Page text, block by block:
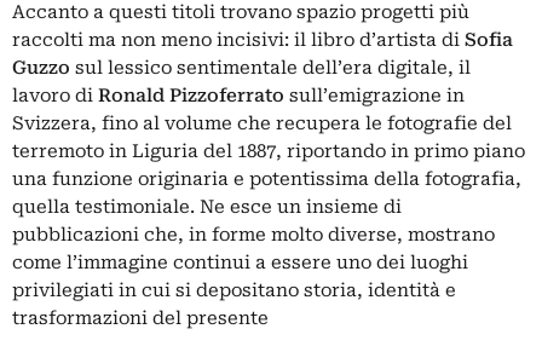
Accanto a questi titoli trovano spazio progetti più
raccolti ma non meno incisivi: il libro d’artista di Sofia
Guzzo sul lessico sentimentale dell’era digitale, il
lavoro di Ronald Pizzoferrato sull’emigrazione in
Svizzera, fino al volume che recupera le fotografie del
terremoto in Liguria del 1887, riportando in primo piano
una funzione originaria e potentissima della fotografia,
quella testimoniale. Ne esce un insieme di
pubblicazioni che, in forme molto diverse, mostrano
come l’immagine continui a essere uno dei luoghi
privilegiati in cui si depositano storia, identità e
trasformazioni del presente